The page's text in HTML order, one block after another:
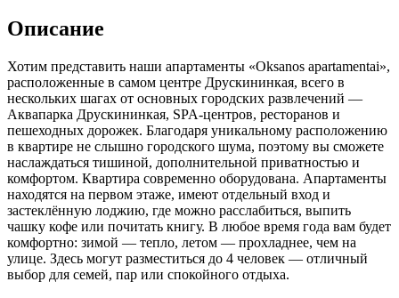
Описание
Хотим представить наши апартаменты «Oksanos apartamentai»,
расположенные в самом центре Друскининкая, всего в
нескольких шагах от основных городских развлечений —
Аквапарка Друскининкая, SPA-центров, ресторанов и
пешеходных дорожек. Благодаря уникальному расположению
в квартире не слышно городского шума, поэтому вы сможете
наслаждаться тишиной, дополнительной приватностью и
комфортом. Квартира современно оборудована. Апартаменты
находятся на первом этаже, имеют отдельный вход и
застеклённую лоджию, где можно расслабиться, выпить
чашку кофе или почитать книгу. В любое время года вам будет
комфортно: зимой — тепло, летом — прохладнее, чем на
улице. Здесь могут разместиться до 4 человек — отличный
выбор для семей, пар или спокойного отдыха.